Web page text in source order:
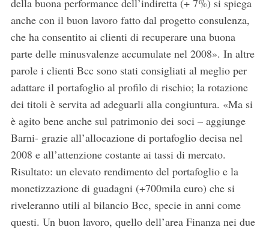
della buona performance dell’indiretta (+ 7%) si spiega
anche con il buon lavoro fatto dal progetto consulenza,
che ha consentito ai clienti di recuperare una buona
parte delle minusvalenze accumulate nel 2008». In altre
parole i clienti Bcc sono stati consigliati al meglio per
adattare il portafoglio al profilo di rischio; la rotazione
dei titoli è servita ad adeguarli alla congiuntura. «Ma si
è agito bene anche sul patrimonio dei soci – aggiunge
Barni- grazie all’allocazione di portafoglio decisa nel
2008 e all’attenzione costante ai tassi di mercato.
Risultato: un elevato rendimento del portafoglio e la
monetizzazione di guadagni (+700mila euro) che si
riveleranno utili al bilancio Bcc, specie in anni come
questi. Un buon lavoro, quello dell’area Finanza nei due